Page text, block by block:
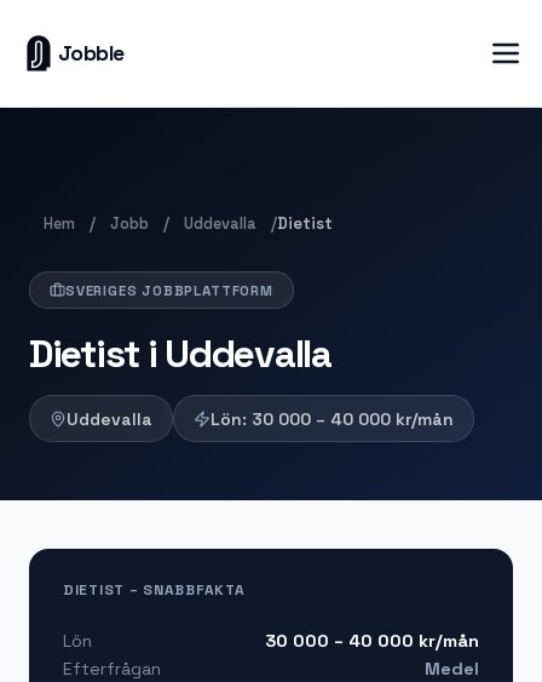
Jobble
Hem / Jobb / Uddevalla /Dietist
SVERIGES JOBBPLATTFORM
Dietist i Uddevalla
Uddevalla Lön: 30 000 – 40 000 kr/mån
DIETIST – SNABBFAKTA
Lön 30 000 – 40 000 kr/mån
Efterfrågan
Medel